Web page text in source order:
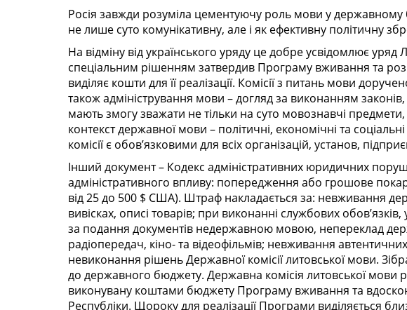
Росія завжди розуміла цементуючу роль мови у державному
не лише суто комунікативну, але і як ефективну політичну
На відміну від українського уряду це добре усвідомлює уряд
спеціальним рішенням затвердив Програму вживання та
виділяє кошти для її реалізації. Комісії з питань мови
також адміністрування мови – догляд за виконанням
мають змогу зважати не тільки на суто мовознавчі предмети,
контекст державної мови – політичні, економічні та
комісії є обов’язковими для всіх організацій, установ,
Інший документ – Кодекс адміністративних юридичних
адміністративного впливу: попередження або грошове
від 25 до 500 $ США). Штраф накладається за: невживання
вивісках, описі товарів; при виконанні службових
за подання документів недержавною мовою, непереклад
радіопередач, кіно- та відеофільмів; невживання
невиконання рішень Державної комісії литовської мови.
до державного бюджету. Державна комісія литовської мови
виконувану коштами бюджету Програму вживання та
Республіки. Щороку для реалізації Програми виділяється